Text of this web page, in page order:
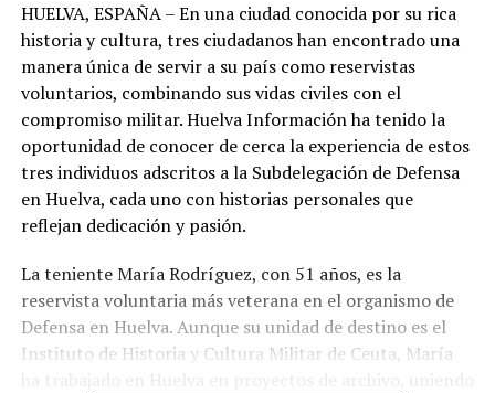
HUELVA, ESPAÑA – En una ciudad conocida por su rica
historia y cultura, tres ciudadanos han encontrado una
manera única de servir a su país como reservistas
voluntarios, combinando sus vidas civiles con el
compromiso militar. Huelva Información ha tenido la
oportunidad de conocer de cerca la experiencia de estos
tres individuos adscritos a la Subdelegación de Defensa
en Huelva, cada uno con historias personales que
reflejan dedicación y pasión.
La teniente María Rodríguez, con 51 años, es la
reservista voluntaria más veterana en el organismo de
Defensa en Huelva. Aunque su unidad de destino es el
Instituto de Historia y Cultura Militar de Ceuta, María